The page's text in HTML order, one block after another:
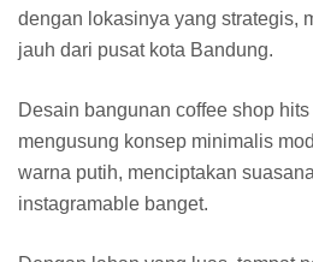
dengan lokasinya yang strategis,
jauh dari pusat kota Bandung.
Desain bangunan coffee shop
mengusung konsep minimalis
warna putih, menciptakan
instagramable banget.